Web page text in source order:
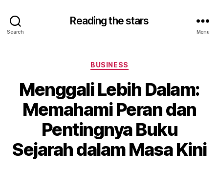
Search
Reading the stars
Menu
Categories
BUSINESS
Menggali Lebih Dalam:
Memahami Peran dan
Pentingnya Buku
Sejarah dalam Masa Kini